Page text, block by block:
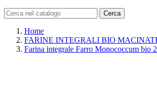
Cerca
Home
FARINE INTEGRALI BIO
Farina integrale Farro Monococcum bio